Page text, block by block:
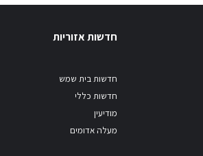
חדשות אזוריות
חדשות בית שמש
חדשות כללי
מודיעין
מעלה אדומים